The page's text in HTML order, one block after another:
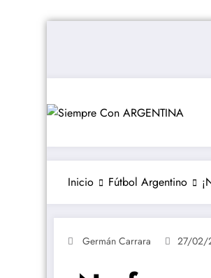
Inicio Fútbol Argentino
Germán Carrara 27/02/